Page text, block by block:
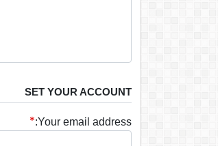
SET YOUR ACCOUNT
Your email address: